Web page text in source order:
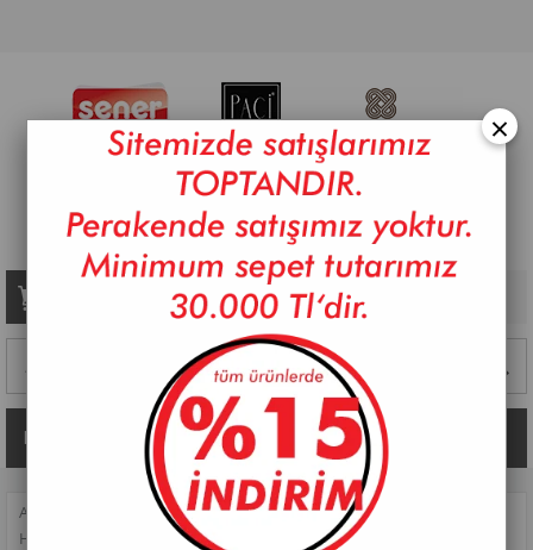
Sepetim 0 Ürün
ANASAYFA MUTFAK AKSESUARLARI >
HAZIRLIK GEREÇLERI
> PAÇİ-KÜÇÜK ÇELİK RENDE
×